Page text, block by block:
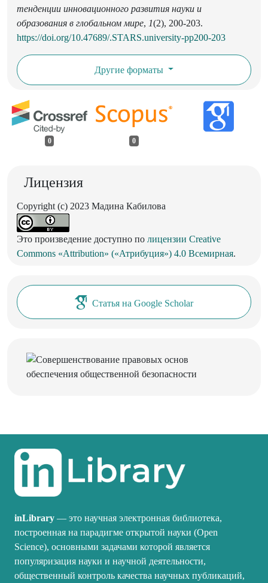
тенденции инновационного развития науки и
образования в глобальном мире, 1(2), 200-203.
https://doi.org/10.47689/.STARS.university-pp200-203
Другие форматы
0 0
Лицензия
Copyright (c) 2023 Мадина Кабилова
Это произведение доступно по лицензии Creative
Commons «Attribution» («Атрибуция») 4.0 Всемирная.
Статья на Google Scholar
inLibrary — это научная электронная библиотека,
построенная на парадигме открытой науки (Open
Science), основными задачами которой является
популяризация науки и научной деятельности,
общественный контроль качества научных публикаций,